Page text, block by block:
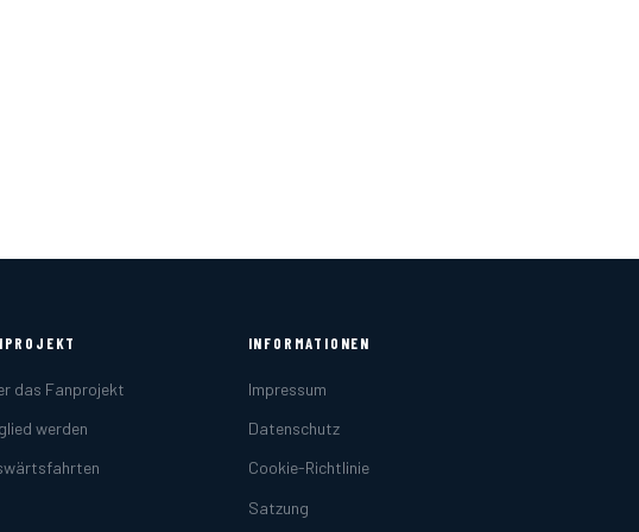
das Fanprojekt
werden
INFORMATIONEN
Impressum
Datenschutz
Cookie-Richtlinie
Satzung